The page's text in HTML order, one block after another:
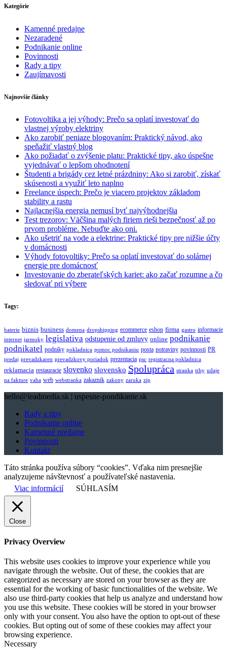
Kategórie
Kamenné predajne
Nezaradené
Podnikanie online
Povinnosti
Rady a tipy
Zaujímavosti
Najnovšie články
Fotovoltika a jej výhody: Prečo sa oplatí investovať do
vlastnej výroby elektriny
Ako zarobiť peniaze blogovaním: Praktický návod, ako
speňažiť vlastný blog
Ako požiadať o zvýšenie platu: Praktické tipy, ako úspešne
vyjednávať o lepšom ohodnotení
Študenti a brigády cez letné prázdniny: Ako si zarobiť, získať
skúsenosti a využiť leto naplno
Freelance úspech: Prečo je viacero projektov základom
stability a rastu
Najlacnejšia energia nemusí byť najvýhodnejšia
Test trezorov: Väčšina malých firiem rieši bezpečnosť až po
prvom probléme. Nebuďte ako oni.
Ako ušetriť na vode a elektrine: Praktické tipy pre nižšie účty
v domácnosti
Výhody fotovoltiky: Prečo sa oplatí investovať do solárnej
energie pre domácnosť
Investovanie do zberateľských kariet: ako začať rozumne a čo
sledovať pri výbere
Tagy:
baterie biznis business domena dropshipping ecommerce eshop firma gastro informacie
internet jarmoky legislativa odstupenie od zmluvy online podnikanie
podnikatel podniky pokladnica pomoc podnikaniu posta potraviny povinnosti PR
predaj prevadzkaren prevadzkovy poriadok prezentacia psc registracna pokladnica
reklamacia restauracie slovenko slovensko Spolupráca stranka trhy udaje
na fakture vaha web webstranka zakaznik zakony zaruka zip
hello@leadmedia.sk | uspesne-pondikanie.sk
Rady a tipy
Podnikanie online
Kamenné predajne
Povinnosti
Kontakt
Táto stránka používa súbory “cookies”. Vďaka nim presnejšie
analyzujeme návštevnosť a používateľské nastavenia.
Viac informácií
SÚHLASÍM
Close
Privacy Overview
This website uses cookies to improve your experience while you
navigate through the website. Out of these, the cookies that are
categorized as necessary are stored on your browser as they are
essential for the working of basic functionalities of the website. We
also use third-party cookies that help us analyze and understand how
you use this website. These cookies will be stored in your browser
only with your consent. You also have the option to opt-out of these
cookies. But opting out of some of these cookies may affect your
browsing experience.
Necessary